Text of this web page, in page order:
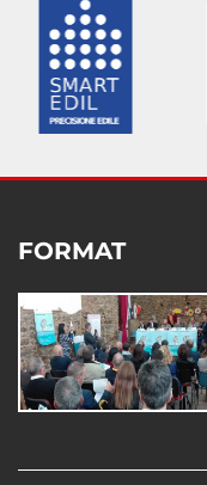
FORMAT